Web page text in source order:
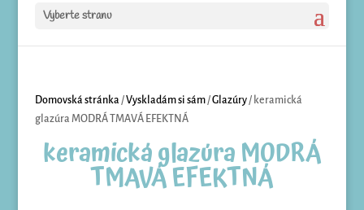
Vyberte stranu
Domovská stránka /Vyskladám si sám/Glazúry/ keramická
glazúra MODRÁ TMAVÁ EFEKTNÁ
keramická glazúra MODRÁ
TMAVÁ EFEKTNÁ